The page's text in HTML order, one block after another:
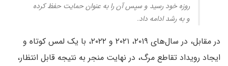
روزه خود رسید و سپس آن را به عنوان حمایت حفظ کرده
و به رشد ادامه داد.
در مقابل، در سال‌های ۲۰۱۹، ۲۰۲۱ و ۲۰۲۲، با یک لمس کوتاه و
ایجاد رویداد تقاطع مرگ، در نهایت منجر به نتیجه قابل انتظار،